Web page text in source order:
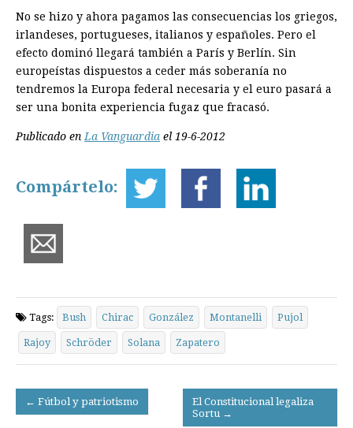
No se hizo y ahora pagamos las consecuencias los griegos,
irlandeses, portugueses, italianos y españoles. Pero el
efecto dominó llegará también a París y Berlín. Sin
europeístas dispuestos a ceder más soberanía no
tendremos la Europa federal necesaria y el euro pasará a
ser una bonita experiencia fugaz que fracasó.
Publicado en La Vanguardia el 19-6-2012
Compártelo:
Tags: Bush Chirac González Montanelli Pujol
Rajoy Schröder Solana Zapatero
Post
navigation
← Fútbol y patriotismo
El Constitucional legaliza
Sortu →